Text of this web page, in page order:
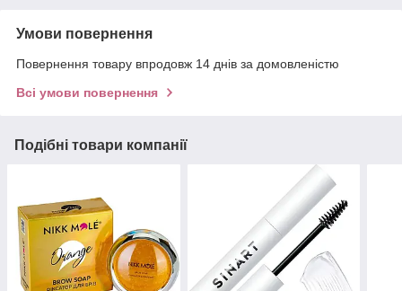
Умови повернення
Повернення товару впродовж 14 днів за домовленістю
Всі умови повернення
Подібні товари компанії